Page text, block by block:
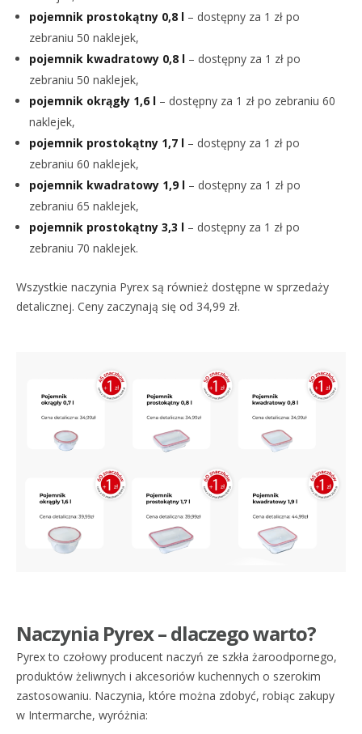
pojemnik prostokątny 0,8 l – dostępny za 1 zł po
zebraniu 50 naklejek,
pojemnik kwadratowy 0,8 l – dostępny za 1 zł po
zebraniu 50 naklejek,
pojemnik okrągły 1,6 l – dostępny za 1 zł po zebraniu 60
naklejek,
pojemnik prostokątny 1,7 l – dostępny za 1 zł po
zebraniu 60 naklejek,
pojemnik kwadratowy 1,9 l – dostępny za 1 zł po
zebraniu 65 naklejek,
pojemnik prostokątny 3,3 l – dostępny za 1 zł po
zebraniu 70 naklejek.
Wszystkie naczynia Pyrex są również dostępne w sprzedaży
detalicznej. Ceny zaczynają się od 34,99 zł.
Naczynia Pyrex – dlaczego warto?
Pyrex to czołowy producent naczyń ze szkła żaroodpornego,
produktów żeliwnych i akcesoriów kuchennych o szerokim
zastosowaniu. Naczynia, które można zdobyć, robiąc zakupy
w Intermarche, wyróżnia: